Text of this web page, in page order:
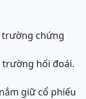
trường chứng
trường hối đoái.
giữ cổ phiếu